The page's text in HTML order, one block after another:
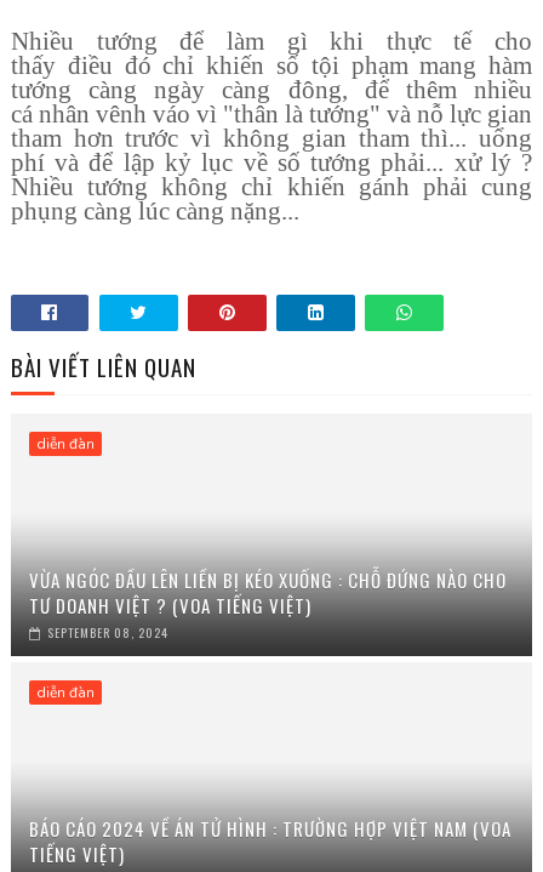
Nhiều tướngđể làm gìkhi thực tếcho
thấy điều đó chỉ khiến số tội phạm mang hàm
tướng càng ngày càng đông, đểthêm nhiều
cánhân vênh váo vì "thân là tướng" và nỗ lực gian
tham hơn trước vì không gian tham thì... uổng
phívà để lập kỷ lục vềsố tướng phải... xửlý?
Nhiều tướng không chỉ khiến gánh phải cung
phụng càng lúc càng nặng...
BÀI VIẾT LIÊN QUAN
diễn đàn
VỪA NGÓC ĐẦU LÊN LIỀN BỊ KÉO XUỐNG : CHỖ ĐỨNG NÀO CHO
TƯ DOANH VIỆT ? (VOA TIẾNG VIỆT)
SEPTEMBER 08, 2024
diễn đàn
BÁO CÁO 2024 VỀ ÁN TỬ HÌNH : TRƯỜNG HỢP VIỆT NAM (VOA
TIẾNG VIỆT)